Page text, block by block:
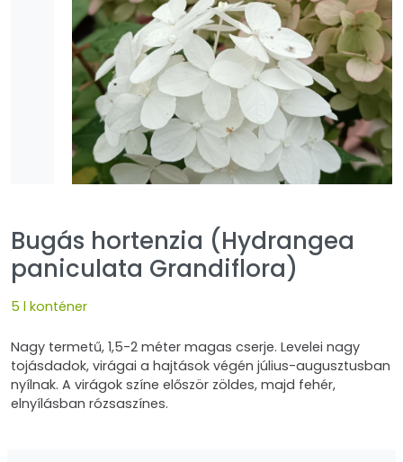
Bugás hortenzia (Hydrangea
paniculata Grandiflora)
5 l konténer
Nagy termetű, 1,5-2 méter magas cserje. Levelei nagy
tojásdadok, virágai a hajtások végén július-augusztusban
nyílnak. A virágok színe először zöldes, majd fehér,
elnyílásban rózsaszínes.